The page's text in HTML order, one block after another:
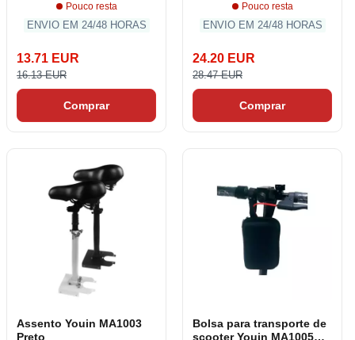
Pouco resta
ENVIO EM 24/48 HORAS
13.71 EUR
16.13 EUR
Comprar
Pouco resta
ENVIO EM 24/48 HORAS
24.20 EUR
28.47 EUR
Comprar
Assento Youin MA1003
Preto
Bolsa para transporte de
scooter Youin MA1005